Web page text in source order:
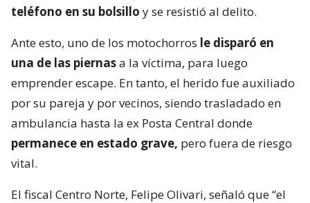
teléfono en su bolsillo y se resistió al delito.
Ante esto, uno de los motochorros le disparó en
una de las piernasa la víctima, para luego
emprender escape. En tanto, el herido fue auxiliado
por su pareja y por vecinos, siendo trasladado en
ambulancia hasta la ex Posta Central donde
permanece en estado grave, pero fuera de riesgo
vital.
El fiscal Centro Norte, Felipe Olivari, señaló que “el